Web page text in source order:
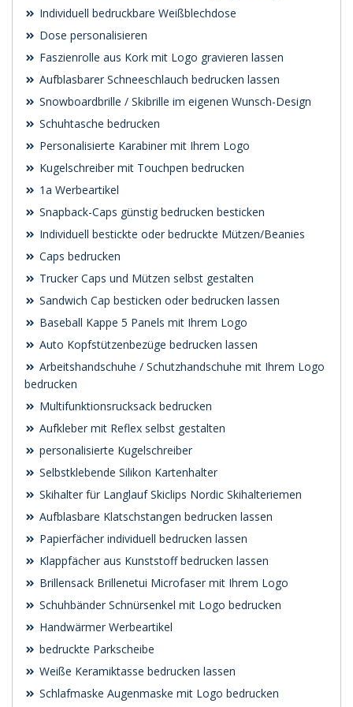
Individuell bedruckbare Weißblechdose
Dose personalisieren
Faszienrolle aus Kork mit Logo gravieren lassen
Aufblasbarer Schneeschlauch bedrucken lassen
Snowboardbrille / Skibrille im eigenen Wunsch-Design
Schuhtasche bedrucken
Personalisierte Karabiner mit Ihrem Logo
Kugelschreiber mit Touchpen bedrucken
1a Werbeartikel
Snapback-Caps günstig bedrucken besticken
Individuell bestickte oder bedruckte Mützen/Beanies
Caps bedrucken
Trucker Caps und Mützen selbst gestalten
Sandwich Cap besticken oder bedrucken lassen
Baseball Kappe 5 Panels mit Ihrem Logo
Auto Kopfstützenbezüge bedrucken lassen
Arbeitshandschuhe / Schutzhandschuhe mit Ihrem Logo
bedrucken
Multifunktionsrucksack bedrucken
Aufkleber mit Reflex selbst gestalten
personalisierte Kugelschreiber
Selbstklebende Silikon Kartenhalter
Skihalter für Langlauf Skiclips Nordic Skihalteriemen
Aufblasbare Klatschstangen bedrucken lassen
Papierfächer individuell bedrucken lassen
Klappfächer aus Kunststoff bedrucken lassen
Brillensack Brillenetui Microfaser mit Ihrem Logo
Schuhbänder Schnürsenkel mit Logo bedrucken
Handwärmer Werbeartikel
bedruckte Parkscheibe
Weiße Keramiktasse bedrucken lassen
Schlafmaske Augenmaske mit Logo bedrucken